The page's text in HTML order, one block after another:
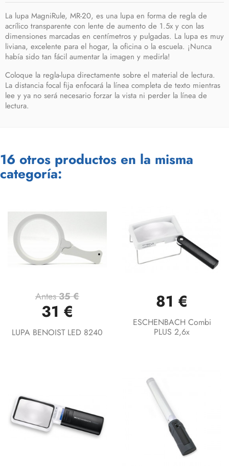
La lupa MagniRule, MR-20, es una lupa en forma de regla de
acrílico transparente con lente de aumento de 1.5x y con las
dimensiones marcadas en centímetros y pulgadas. La lupa es muy
liviana, excelente para el hogar, la oficina o la escuela. ¡Nunca
había sido tan fácil aumentar la imagen y medirla!
Coloque la regla-lupa directamente sobre el material de lectura.
La distancia focal fija enfocará la línea completa de texto mientras
lee y ya no será necesario forzar la vista ni perder la línea de
lectura.
16 otros productos en la misma
categoría:
Antes35 €
31 €
LUPA BENOIST LED 8240
81 €
ESCHENBACH Combi
PLUS 2,6x